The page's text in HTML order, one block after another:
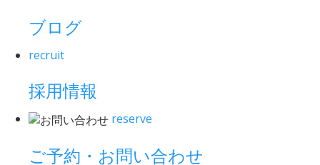
ブログ
recruit
採用情報
reserve
ご予約・お問い合わせ